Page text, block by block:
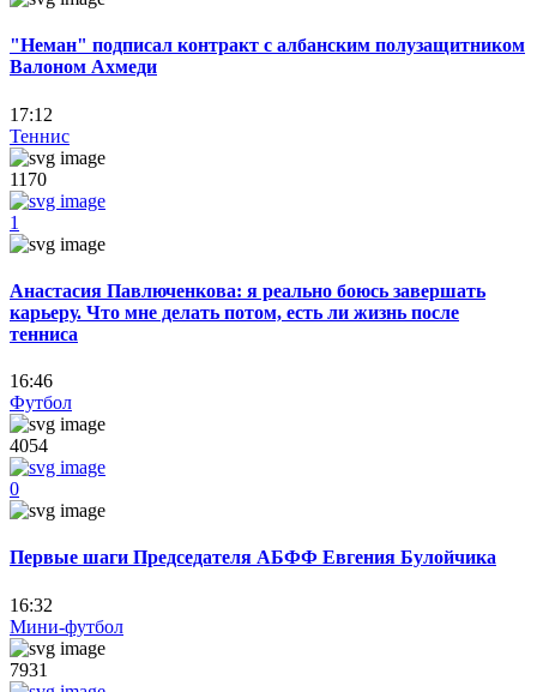
"Неман" подписал контракт с албанским полузащитником
Валоном Ахмеди
17:12
Теннис
1170
1
Анастасия Павлюченкова: я реально боюсь завершать
карьеру. Что мне делать потом, есть ли жизнь после
тенниса
16:46
Футбол
4054
0
Первые шаги Председателя АБФФ Евгения Булойчика
16:32
Мини-футбол
7931